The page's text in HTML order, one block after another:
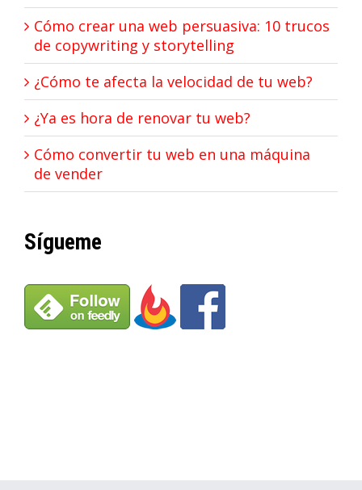
Cómo crear una web persuasiva: 10 trucos
de copywriting y storytelling
¿Cómo te afecta la velocidad de tu web?
¿Ya es hora de renovar tu web?
Cómo convertir tu web en una máquina
de vender
Sígueme